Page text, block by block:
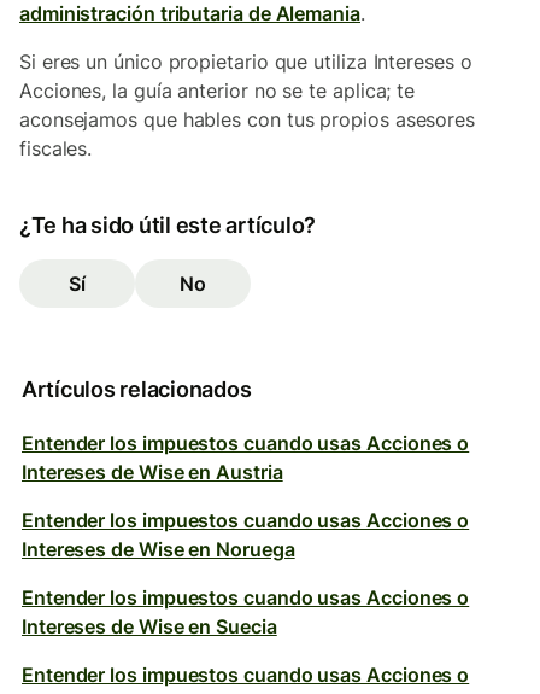
administración tributaria de Alemania.
Si eres un único propietario que utiliza Intereses o
Acciones, la guía anterior no se te aplica; te
aconsejamos que hables con tus propios asesores
fiscales.
¿Te ha sido útil este artículo?
Sí No
Artículos relacionados
Entender los impuestos cuando usas Acciones o
Intereses de Wise en Austria
Entender los impuestos cuando usas Acciones o
Intereses de Wise en Noruega
Entender los impuestos cuando usas Acciones o
Intereses de Wise en Suecia
Entender los impuestos cuando usas Acciones o